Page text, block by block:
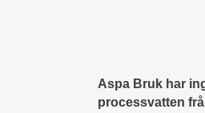
Aspa Bruk har
processvatten